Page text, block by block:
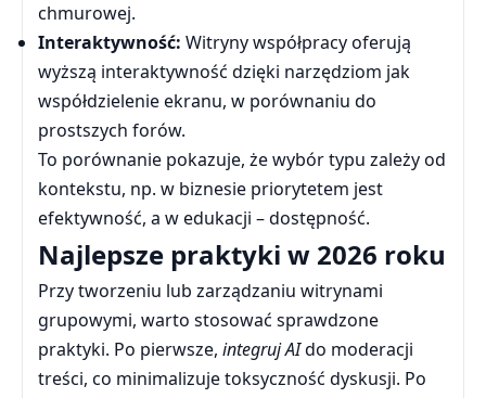
chmurowej.
Interaktywność: Witryny współpracy oferują
wyższą interaktywność dzięki narzędziom jak
współdzielenie ekranu, w porównaniu do
prostszych forów.
To porównanie pokazuje, że wybór typu zależy od
kontekstu, np. w biznesie priorytetem jest
efektywność, a w edukacji – dostępność.
Najlepsze praktyki w 2026 roku
Przy tworzeniu lub zarządzaniu witrynami
grupowymi, warto stosować sprawdzone
praktyki. Po pierwsze, integruj AIdo moderacji
treści, co minimalizuje toksyczność dyskusji. Po